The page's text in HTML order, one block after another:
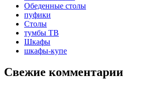
Обеденные столы
пуфики
Столы
тумбы ТВ
Шкафы
шкафы-купе
Свежие комментарии